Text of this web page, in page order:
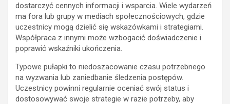
dostarczyć cennych informacji i wsparcia. Wiele wydarzeń
ma fora lub grupy w mediach społecznościowych, gdzie
uczestnicy mogą dzielić się wskazówkami i strategiami.
Współpraca z innymi może wzbogacić doświadczenie i
poprawić wskaźniki ukończenia.
Typowe pułapki to niedoszacowanie czasu potrzebnego
na wyzwania lub zaniedbanie śledzenia postępów.
Uczestnicy powinni regularnie oceniać swój status i
dostosowywać swoje strategie w razie potrzeby, aby